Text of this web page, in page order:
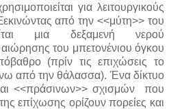
για λειτουργικούς
από την <<μύτη>> του
μια δεξαμενή νερού
του μπετονένιου όγκου
(πρίν τις επιχώσεις το
από την θάλασσα). Ένα δίκτυο
<<πράσινων>> σχισμών που
επίχωσης ορίζουν πορείες και